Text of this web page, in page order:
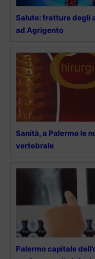
Salute: fratture degli
ad Agrigento
Sanità, a Palermo le
vertebrale
Palermo capitale